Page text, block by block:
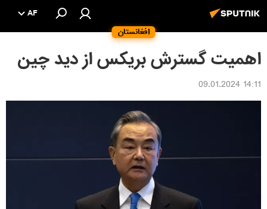
افغانستان
AF
اهمیت گسترش بریکس از دید چین
14:11 09.01.2024